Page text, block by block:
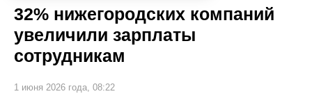
32% нижегородских компаний
увеличили зарплаты
сотрудникам
1 июня 2026 года, 08:22